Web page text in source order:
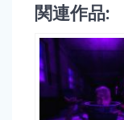
関連作品: